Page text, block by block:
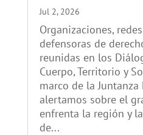
Jul 2, 2026
Organizaciones,
defensoras de
reunidas en los
Cuerpo, Territorio y
marco de la
alertamos sobre el
enfrenta la región y
de...